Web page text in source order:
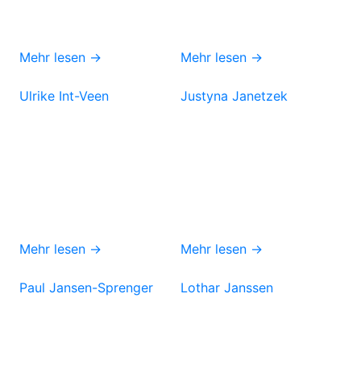
Mehr lesen → Mehr lesen →
Ulrike Int-Veen
Mehr lesen →
Justyna Janetzek
Mehr lesen →
Paul Jansen-Sprenger Lothar Janssen